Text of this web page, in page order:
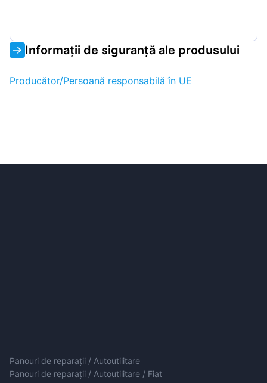
Informații de siguranță ale produsului
Producător/Persoană responsabilă în UE
Panouri de reparații / Autoutilitare
Panouri de reparații / Autoutilitare / Fiat